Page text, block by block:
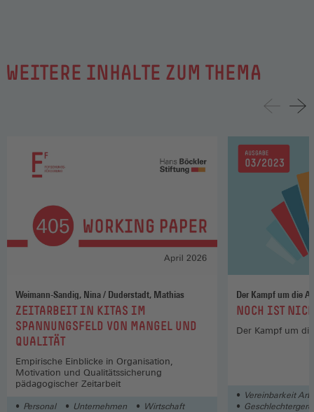
WEITERE INHALTE ZUM THEMA
Weimann-Sandig, Nina / Duderstadt, Mathias
:ZEITARBEIT IN KITAS IM
SPANNUNGSFELD VON MANGEL UND
QUALITÄT
Empirische Einblicke in Organisation,
Motivation und Qualitätssicherung
pädagogischer Zeitarbeit
Personal Unternehmen Wirtschaft
Der Kampf um die
:NOCH IST
Der Kampf um
Vereinbarkeit